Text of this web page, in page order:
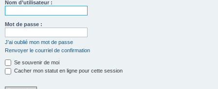
Nom d’utilisateur :
Mot de passe :
J’ai oublié mon mot de passe
Renvoyer le courriel de confirmation
Se souvenir de moi
Cacher mon statut en ligne pour cette session